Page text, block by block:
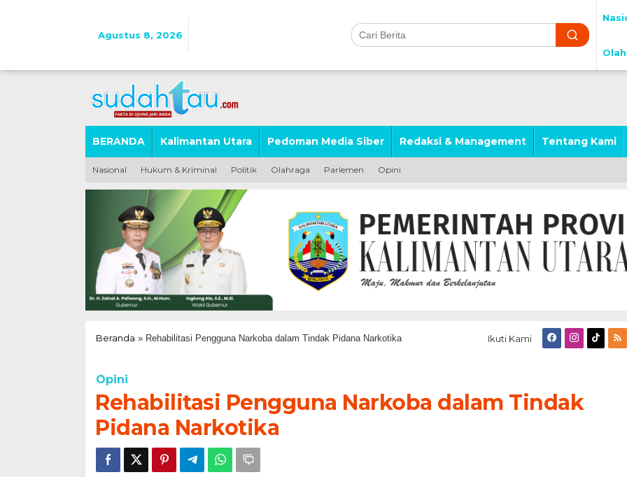
Agustus 8, 2026
BERANDA Kalimantan Utara Pedoman Media Siber Redaksi & Management Tentang Kami
Nasional Hukum & Kriminal Politik Olahraga Parlemen Opini
Beranda » Rehabilitasi Pengguna Narkoba dalam Tindak Pidana Narkotika Ikuti Kami
Opini
Rehabilitasi Pengguna Narkoba dalam Tindak
Pidana Narkotika